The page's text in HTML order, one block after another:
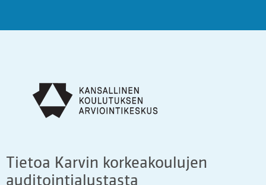
Tietoa Karvin korkeakoulujen
auditointialustasta